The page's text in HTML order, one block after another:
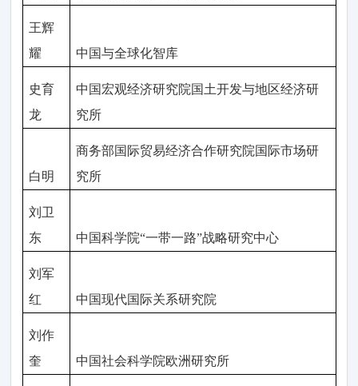
王辉
耀
中国与全球化智库
史育
龙
中国宏观经济研究院国土开发与地区经济研
究所
白明
商务部国际贸易经济合作研究院国际市场研
究所
刘卫
东
中国科学院“一带一路”战略研究中心
刘军
红
中国现代国际关系研究院
刘作
奎
中国社会科学院欧洲研究所